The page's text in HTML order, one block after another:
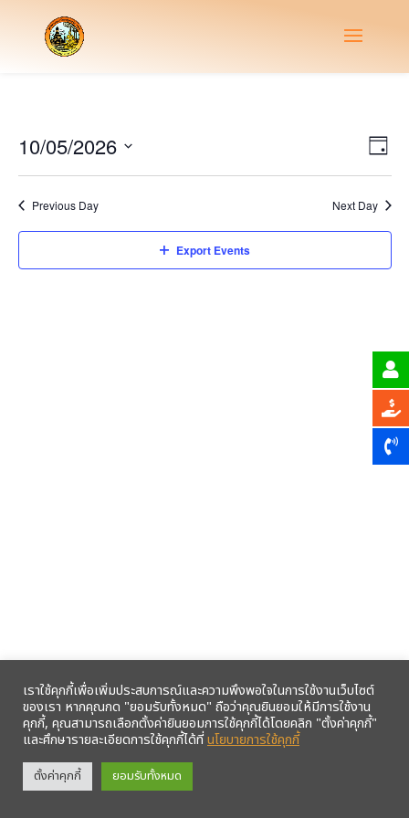
Day
10/05/2026
Previous Day Next Day
Export Events
รับข้อมูลข่าวสารจากสหกรณ์ฯ ผ่าน LINE ก่อนใคร คลิก!
เราใช้คุกกี้เพื่อเพิ่มประสบการณ์และความพึงพอใจในการใช้งานเว็บไซต์
ของเรา หากคุณกด "ยอมรับทั้งหมด" ถือว่าคุณยินยอมให้มีการใช้งาน
คุกกี้, คุณสามารถเลือกตั้งค่ายินยอมการใช้คุกกี้ได้โดยคลิก "ตั้งค่าคุกกี้"
และศึกษารายละเอียดการใช้คุกกี้ได้ที่นโยบายการใช้คุกกี้
ตั้งค่าคุกกี้ ยอมรับทั้งหมด